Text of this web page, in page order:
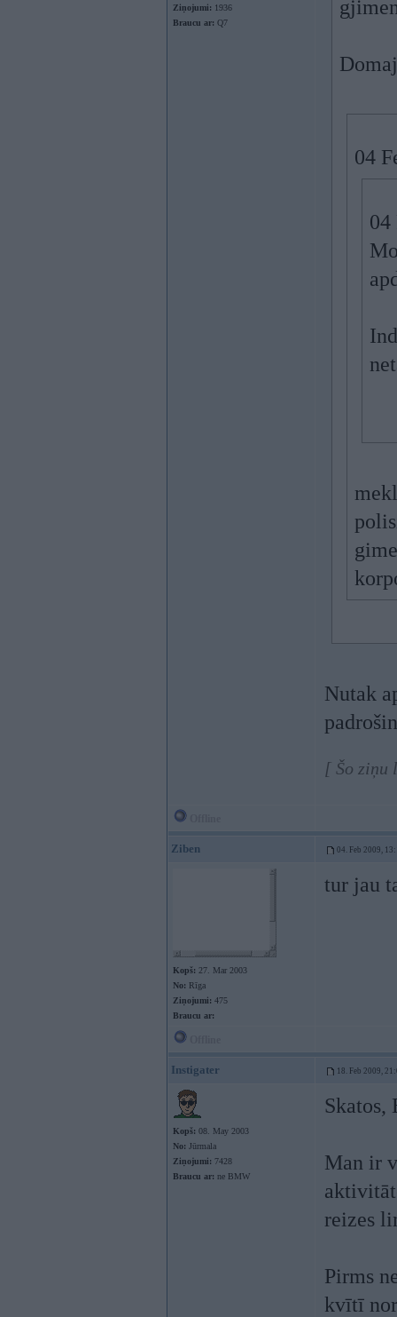
Ziņojumi: 1936
Braucu ar: Q7
04
04
Nutak
[ Šo ziņu
Ziben 04. Feb 2009,
Kopš: 27. Mar 2003
No: Rīga
Ziņojumi: 475
Braucu ar:
tur jau
Instigater 18. Feb 2009,
Kopš: 08. May 2003
No: Jūrmala
Ziņojumi: 7428
Braucu ar: ne BMW
Skatos,
Man ir
reizes
Pirms
kvītī